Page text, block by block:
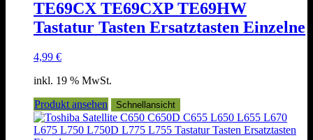
TE69CX TE69CXP TE69HW
Tastatur Tasten Ersatztasten Einzelne
4,99 €
inkl. 19 % MwSt.
Produkt ansehen
Schnellansicht